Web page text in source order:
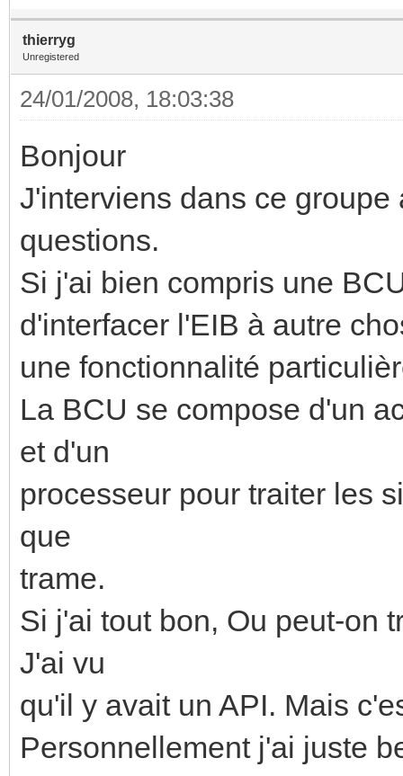
thierryg
Unregistered
24/01/2008, 18:03:38
Bonjour
J'interviens dans ce
questions.
Si j'ai bien compris une
d'interfacer l'EIB à autre
une fonctionnalité
La BCU se compose d'un
et d'un
processeur pour traiter les
que
trame.
Si j'ai tout bon, Ou peut-on
J'ai vu
qu'il y avait un API. Mais
Personnellement j'ai juste